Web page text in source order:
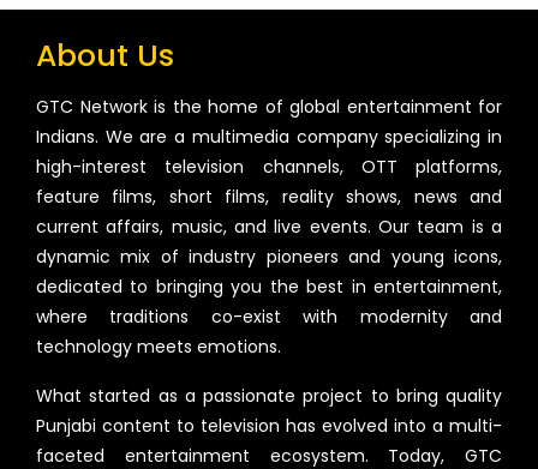
About Us
GTC Network is the home of global entertainment for
Indians. We are a multimedia company specializing in
high-interest television channels, OTT platforms,
feature films, short films, reality shows, news and
current affairs, music, and live events. Our team is a
dynamic mix of industry pioneers and young icons,
dedicated to bringing you the best in entertainment,
where traditions co-exist with modernity and
technology meets emotions.
What started as a passionate project to bring quality
Punjabi content to television has evolved into a multi-
faceted entertainment ecosystem. Today, GTC